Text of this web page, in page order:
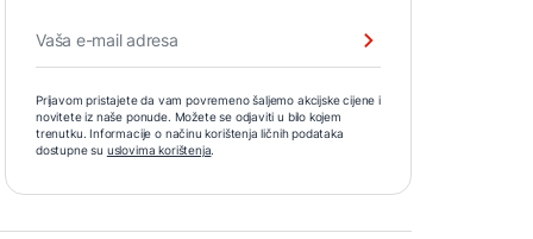
Prijavom pristajete da vam povremeno šaljemo akcijske cijene i
novitete iz naše ponude. Možete se odjaviti u bilo kojem
trenutku. Informacije o načinu korištenja ličnih podataka
dostupne su uslovima korištenja.